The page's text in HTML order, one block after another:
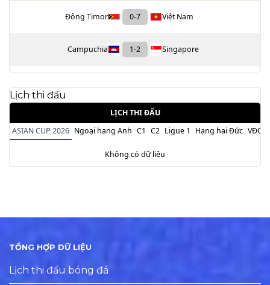
Đông Timor 0-7 Việt Nam
Campuchia 1-2 Singapore
Lịch thi đấu
LỊCH THI ĐẤU
ASIAN CUP 2026 Ngoại hạng Anh C1 C2 Ligue 1 Hạng hai Đức
Không có dữ liệu
TỔNG HỢP DỮ LIỆU
Lịch thi đấu bóng đá